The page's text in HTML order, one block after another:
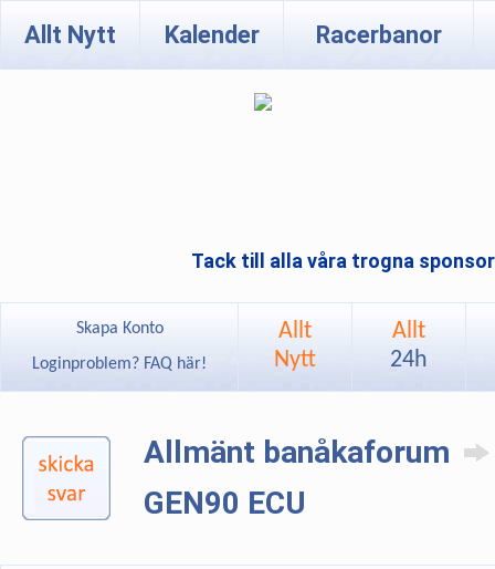
Allt Nytt Kalender Racerbanor
Tack till alla våra trogna
Skapa Konto
Loginproblem? FAQ här!
Allt
Nytt
Allt
24h
Allmänt banåkaforum
GEN90 ECU